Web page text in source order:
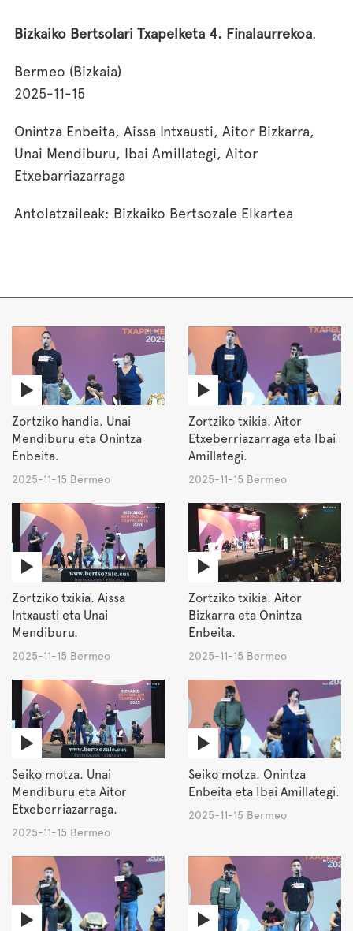
Bizkaiko Bertsolari Txapelketa 4. Finalaurrekoa.
Bermeo (Bizkaia)
2025-11-15
Onintza Enbeita, Aissa Intxausti, Aitor Bizkarra,
Unai Mendiburu, Ibai Amillategi, Aitor
Etxebarriazarraga
Antolatzaileak: Bizkaiko Bertsozale Elkartea
Zortziko handia. Unai
Mendiburu eta Onintza
Enbeita.
2025-11-15 Bermeo
Zortziko txikia. Aitor
Etxeberriazarraga eta Ibai
Amillategi.
2025-11-15 Bermeo
Zortziko txikia. Aissa
Intxausti eta Unai
Mendiburu.
2025-11-15 Bermeo
Zortziko txikia. Aitor
Bizkarra eta Onintza
Enbeita.
2025-11-15 Bermeo
Seiko motza. Unai
Mendiburu eta Aitor
Etxeberriazarraga.
2025-11-15 Bermeo
Seiko motza. Onintza
Enbeita eta Ibai Amillategi.
2025-11-15 Bermeo